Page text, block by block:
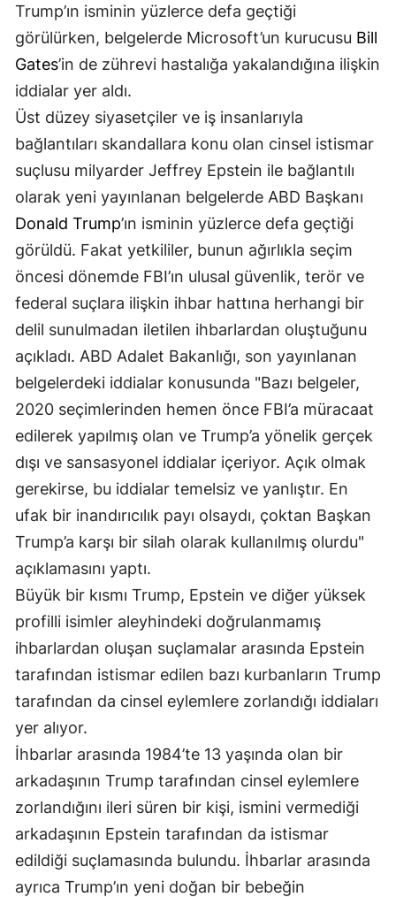
Trump’ın isminin yüzlerce defa geçtiği
görülürken, belgelerde Microsoft’un kurucusu Bill
Gates’in de zührevi hastalığa yakalandığına ilişkin
iddialar yer aldı.
Üst düzey siyasetçiler ve iş insanlarıyla
bağlantıları skandallara konu olan cinsel istismar
suçlusu milyarder Jeffrey Epstein ile bağlantılı
olarak yeni yayınlanan belgelerde ABD Başkanı
Donald Trump’ın isminin yüzlerce defa geçtiği
görüldü. Fakat yetkililer, bunun ağırlıkla seçim
öncesi dönemde FBI’ın ulusal güvenlik, terör ve
federal suçlara ilişkin ihbar hattına herhangi bir
delil sunulmadan iletilen ihbarlardan oluştuğunu
açıkladı. ABD Adalet Bakanlığı, son yayınlanan
belgelerdeki iddialar konusunda "Bazı belgeler,
2020 seçimlerinden hemen önce FBI’a müracaat
edilerek yapılmış olan ve Trump’a yönelik gerçek
dışı ve sansasyonel iddialar içeriyor. Açık olmak
gerekirse, bu iddialar temelsiz ve yanlıştır. En
ufak bir inandırıcılık payı olsaydı, çoktan Başkan
Trump’a karşı bir silah olarak kullanılmış olurdu"
açıklamasını yaptı.
Büyük bir kısmı Trump, Epstein ve diğer yüksek
profilli isimler aleyhindeki doğrulanmamış
ihbarlardan oluşan suçlamalar arasında Epstein
tarafından istismar edilen bazı kurbanların Trump
tarafından da cinsel eylemlere zorlandığı iddiaları
yer alıyor.
İhbarlar arasında 1984’te 13 yaşında olan bir
arkadaşının Trump tarafından cinsel eylemlere
zorlandığını ileri süren bir kişi, ismini vermediği
arkadaşının Epstein tarafından da istismar
edildiği suçlamasında bulundu. İhbarlar arasında
ayrıca Trump’ın yeni doğan bir bebeğin